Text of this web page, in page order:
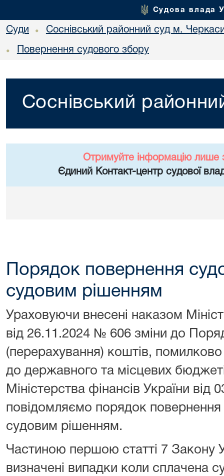
Судова влада
Суди • Соснівський районний суд м.
• Повернення судового збору
Соснівський
Отримуйте інформацію лише
Єдиний Контакт-центр судової
Порядок повернення
судовим рішенням
Ураховуючи внесені наказом
від 26.11.2024 № 606 зміни до
(перерахування) коштів,
до державного та місцевих
Міністерства фінансів України
повідомляємо порядок повернення
судовим рішенням.
Частиною першою статті 7 Закону
визначені випадки коли сплачена